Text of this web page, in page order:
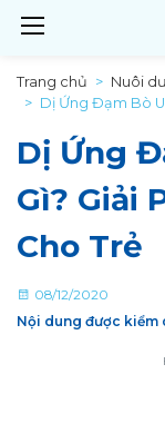
Trang chủ Nuôi
Dị Ứng Đạm Bò
Dị Ứng
Gì? Giải
Cho Trẻ
08/12/2020
Nội dung được kiểm